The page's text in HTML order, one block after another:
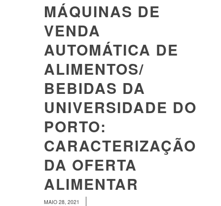
MÁQUINAS DE
VENDA
AUTOMÁTICA DE
ALIMENTOS/
BEBIDAS DA
UNIVERSIDADE DO
PORTO:
CARACTERIZAÇÃO
DA OFERTA
ALIMENTAR
MAIO 28, 2021